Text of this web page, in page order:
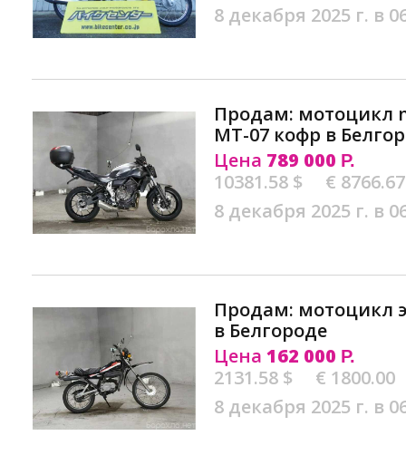
8 декабря 2025 г. в
Продам: мотоцикл
MT-07 кофр в
Цена 789 000 Р.
10381.58 $
€ 8766.67
8 декабря 2025 г. в
Продам: мотоцикл
в Белгороде
Цена 162 000 Р.
2131.58 $
€ 1800.00
8 декабря 2025 г. в